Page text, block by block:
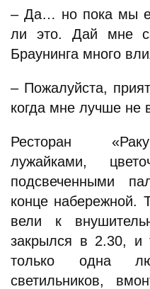
– Да… но пока мы
ли это. Дай мне
Браунинга много
– Пожалуйста,
когда мне лучше не
Ресторан
лужайками,
подсвеченными
конце набережной.
вели к
закрылся в 2.30, и
только одна
светильников,